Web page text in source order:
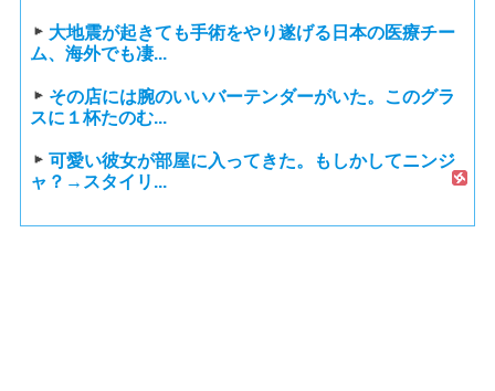
大地震が起きても手術をやり遂げる日本の医療チー
ム、海外でも凄...
その店には腕のいいバーテンダーがいた。このグラ
スに１杯たのむ...
可愛い彼女が部屋に入ってきた。もしかしてニンジ
ャ？→スタイリ...